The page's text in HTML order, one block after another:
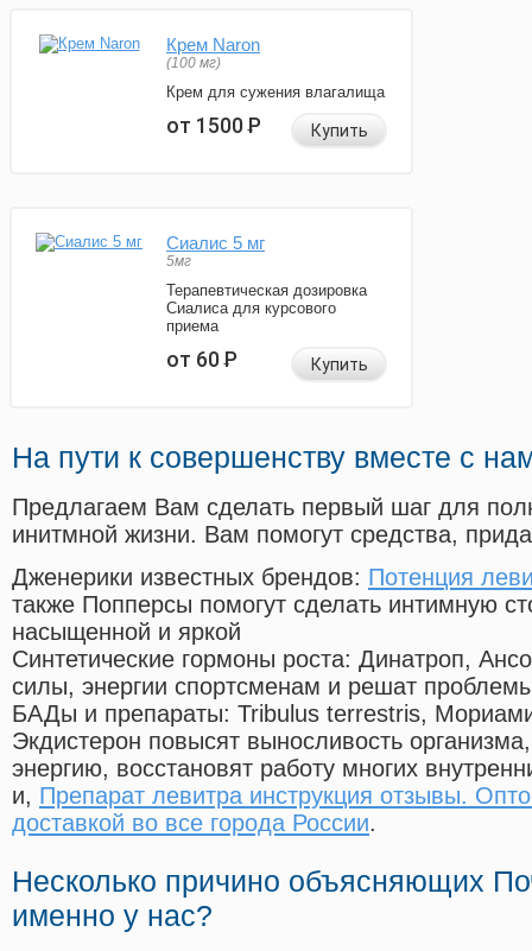
Крем Naron
(100 мг)
Крем для сужения влагалища
от 1500Р Купить
Сиалис 5 мг
5мг
Терапевтическая дозировка
Сиалиса для курсового
приема
от 60Р Купить
На пути к совершенству вместе с
Предлагаем Вам сделать первый шаг для
инитмной жизни. Вам помогут средства,
Дженерики известных брендов: Потенция
также Попперсы помогут сделать интимную
насыщенной и яркой
Синтетические гормоны роста: Динатроп,
силы, энергии спортсменам и решат
БАДы и препараты: Tribulus terrestris,
Экдистерон повысят выносливость
энергию, восстановят работу многих
и, Препарат левитра инструкция отзывы.
доставкой во все города России.
Несколько причино объясняющих
именно у нас?